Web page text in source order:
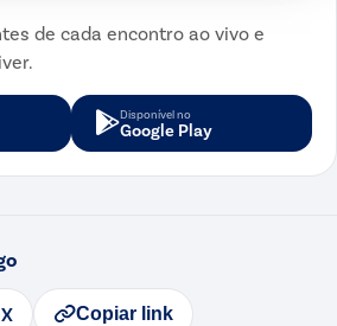
de cada encontro ao vivo e
Disponível no
Google Play
X Copiar link